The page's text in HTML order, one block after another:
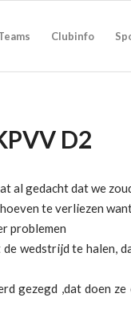
Clubinfo
D2
al gedacht dat we
te verliezen
problemen
wedstrijd te halen,
gezegd ,dat doen